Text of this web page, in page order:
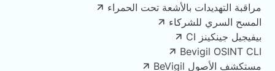
مراقبة التهديدات بالأشعة تحت الحمراء
المسح السري للشركاء
بيفيجيل جينكينز CI
Bevigil OSINT CLI
مستكشف الأصول BeVigil